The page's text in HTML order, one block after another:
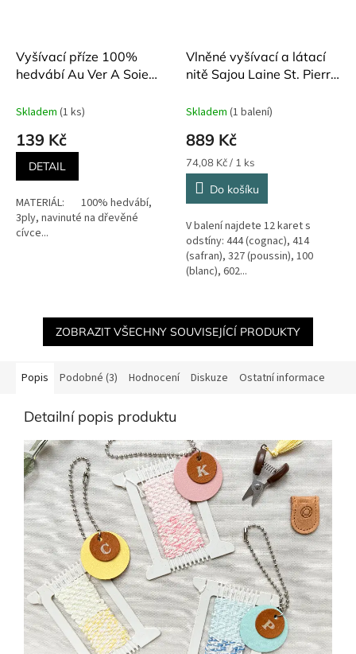
Vyšívací příze 100%
hedvábí Au Ver A Soie
Skladem (1 ks)
139 Kč
DETAIL
MATERIÁL: 100% hedvábí,
3ply, navinuté na dřevěné
cívce...
Vlněné vyšívací a látací
nitě Sajou Laine St. Pierre
Printemps
Skladem (1 balení)
889 Kč
Měrná
cena:
74,08 Kč / 1 ks
Do košíku
V balení najdete 12 karet s
odstíny: 444 (cognac), 414
(safran), 327 (poussin), 100
(blanc), 602...
ZOBRAZIT VŠECHNY SOUVISEJÍCÍ PRODUKTY
Popis Podobné (3) Hodnocení Diskuze Ostatní informace
Detailní popis produktu